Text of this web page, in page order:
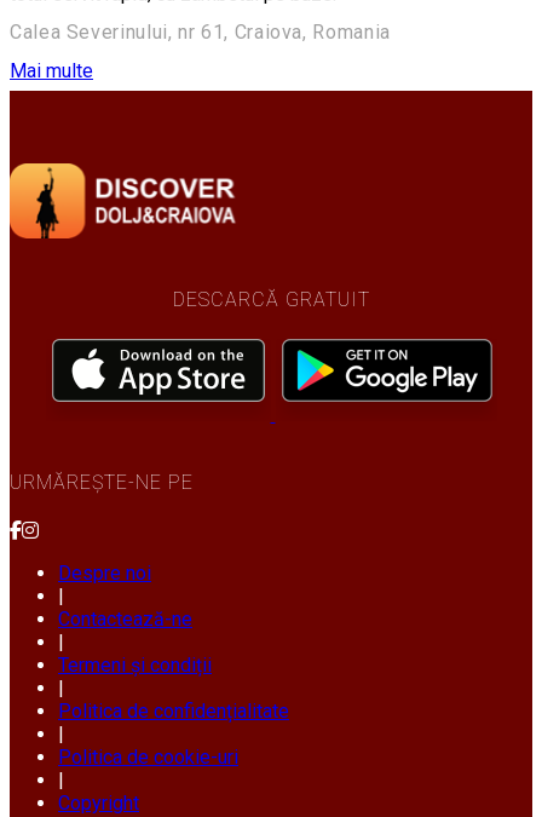
Calea Severinului, nr 61, Craiova, Romania
Mai multe
DESCARCĂ GRATUIT
URMĂREȘTE-NE PE
Despre noi
Contactează-ne
Termeni și condiții
Politica de confidențialitate
Politica de cookie-uri
Copyright